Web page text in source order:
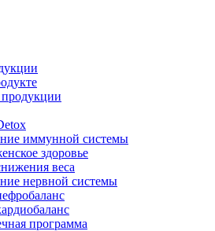
иммунной системы
здоровье
веса
нервной системы
программа